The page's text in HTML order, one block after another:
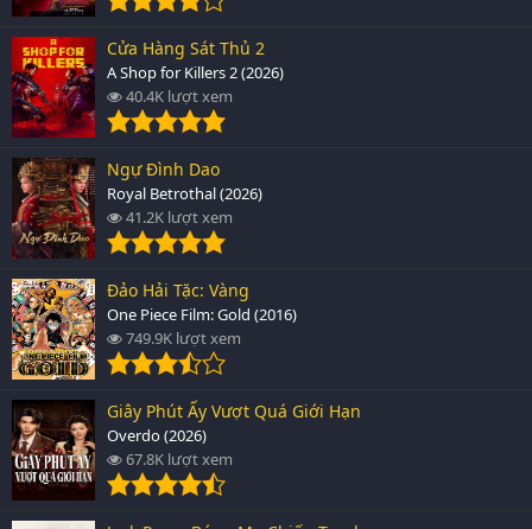
Cửa Hàng Sát Thủ 2
A Shop for Killers 2 (2026)
40.4K lượt xem
Ngự Đình Dao
Royal Betrothal (2026)
41.2K lượt xem
Đảo Hải Tặc: Vàng
One Piece Film: Gold (2016)
749.9K lượt xem
Giây Phút Ấy Vượt Quá Giới Hạn
Overdo (2026)
67.8K lượt xem